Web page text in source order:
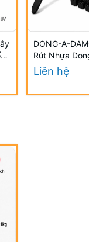
DONG-A-
Rút Nhựa
UV
Liên hệ